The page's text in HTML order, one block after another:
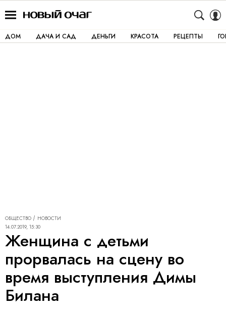
ДОМ ДАЧА И САД ДЕНЬГИ КРАСОТА РЕЦЕПТЫ
ОБЩЕСТВО
НОВОСТИ
14.07.2019, 15:30
Женщина с детьми
прорвалась на сцену во
время выступления Димы
Билана